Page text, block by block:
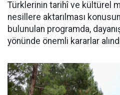
Türklerinin tarihî ve kültürel
nesillere aktarılması
bulunulan programda,
yönünde önemli kararlar